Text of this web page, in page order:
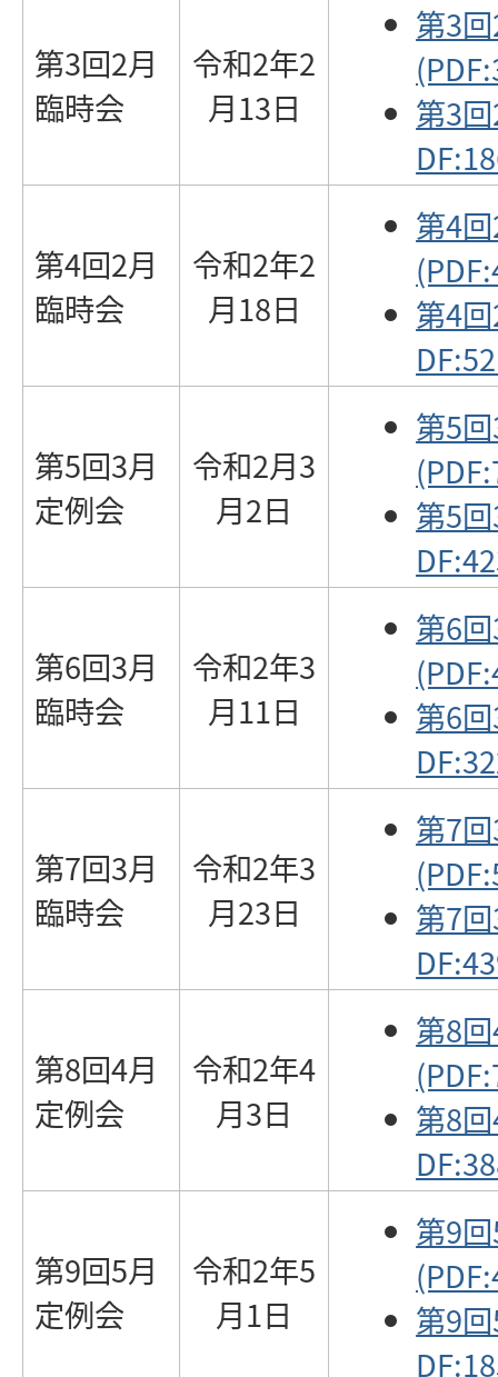
第3回2月
臨時会
令和2年2
月13日
第3
第3
第4回2月
臨時会
令和2年2
月18日
第4
第4
第5回3月
定例会
令和2月3
月2日
第5
第5
第6回3月
臨時会
令和2年3
月11日
第6
第6
第7回3月
臨時会
令和2年3
月23日
第7
第7
第8回4月
定例会
令和2年4
月3日
第8
第8
第9回5月
定例会
令和2年5
月1日
第9
第9